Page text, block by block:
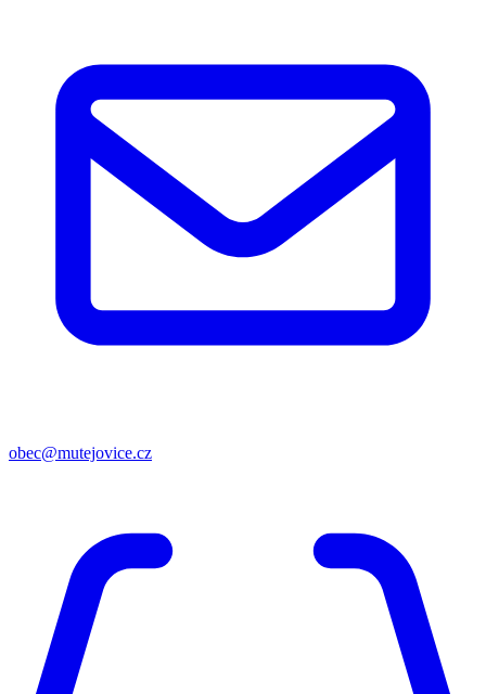
obec@mutejovice.cz